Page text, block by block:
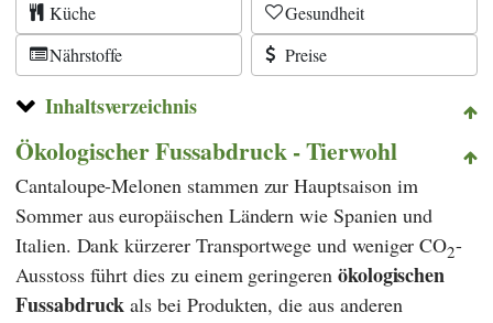
Küche
Gesundheit
Nährstoffe
Preise
Inhaltsverzeichnis
Ökologischer Fussabdruck - Tierwohl
Cantaloupe-Melonen stammen zur Hauptsaison im
Sommer aus europäischen Ländern wie Spanien und
Italien. Dank kürzerer Transportwege und weniger CO2-
Ausstoss führt dies zu einem geringeren ökologischen
Fussabdruck als bei Produkten, die aus anderen